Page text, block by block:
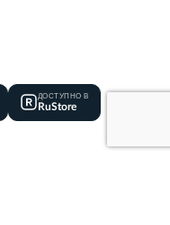
ДОСТУПНО В
RuStore